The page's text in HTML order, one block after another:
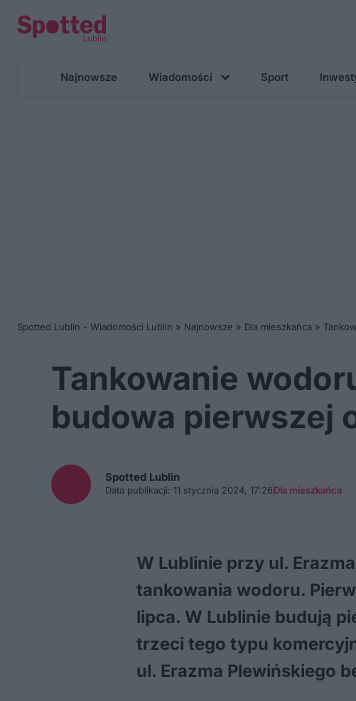
Najnowsze Wiadomości Sport
Spotted Lublin - Wiadomości Lublin » Najnowsze » Dla mieszkańca »
Tankowanie
budowa pierwszej
Spotted Lublin
Data publikacji: 11 stycznia 2024, 17:26Dla mieszkańca
W Lublinie przy ul.
tankowania wodoru.
lipca. W Lublinie budują
trzeci tego typu
ul. Erazma Plewińskiego